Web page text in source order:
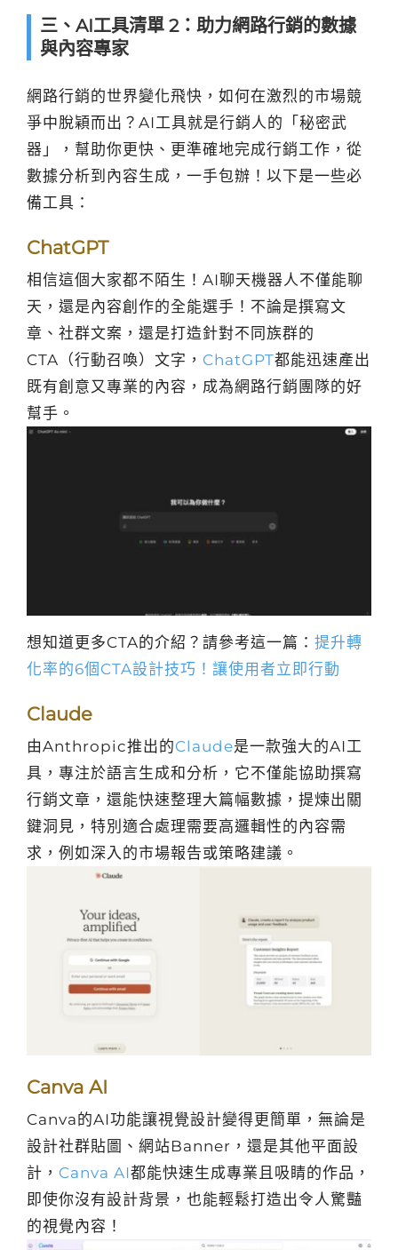
三、AI工具清單 2：助力網路行銷的數據
與內容專家
網路行銷的世界變化飛快，如何在激烈的市場競
爭中脫穎而出？AI工具就是行銷人的「秘密武
器」，幫助你更快、更準確地完成行銷工作，從
數據分析到內容生成，一手包辦！以下是一些必
備工具：
ChatGPT
相信這個大家都不陌生！AI聊天機器人不僅能聊
天，還是內容創作的全能選手！不論是撰寫文
章、社群文案，還是打造針對不同族群的
CTA（行動召喚）文字， ChatGPT都能迅速產出
既有創意又專業的內容，成為網路行銷團隊的好
幫手。
想知道更多CTA的介紹？請參考這一篇： 提升轉
化率的6個CTA設計技巧！讓使用者立即行動
Claude
由Anthropic推出的Claude是一款強大的AI工
具，專注於語言生成和分析，它不僅能協助撰寫
行銷文章，還能快速整理大篇幅數據，提煉出關
鍵洞見，特別適合處理需要高邏輯性的內容需
求，例如深入的市場報告或策略建議。
Canva AI
Canva的AI功能讓視覺設計變得更簡單，無論是
設計社群貼圖、網站Banner，還是其他平面設
計， Canva AI都能快速生成專業且吸睛的作品，
即使你沒有設計背景，也能輕鬆打造出令人驚豔
的視覺內容！